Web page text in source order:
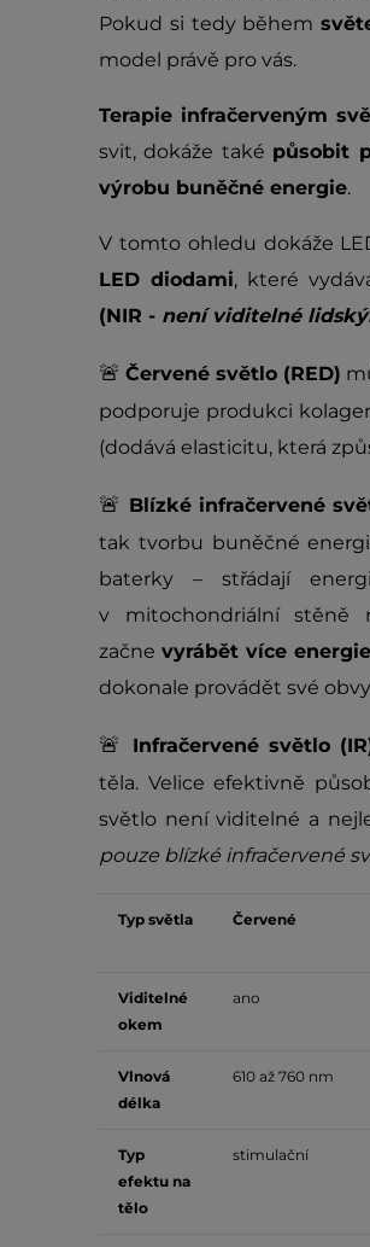
Pokud si tedy během
model právě pro vás.
Terapie infračerveným
svit, dokáže také působit
výrobu buněčné energie.
V tomto ohledu dokáže
LED diodami, které
(NIR - není viditelné
🚨 Červené světlo (RED)
podporuje produkci
(dodává elasticitu, která
🚨 Blízké infračervené
tak tvorbu buněčné
baterky – střádají
v mitochondriální stěně
začne vyrábět více energie
dokonale provádět své
🚨 Infračervené světlo
těla. Velice efektivně
světlo není viditelné a
pouze blízké infračervené
Typ světla Červené
Viditelné
okem
ano
Vlnová
délka
610 až 760 nm
Typ
efektu na
tělo
stimulační